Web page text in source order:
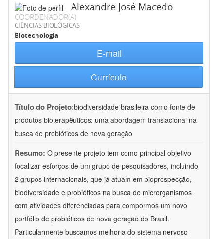
Alexandre José Macedo
COORDENADOR(A)
CIÊNCIAS BIOLÓGICAS
Biotecnologia
E-mail
Currículo
Título do Projeto:biodiversidade brasileira como fonte de
produtos bioterapêuticos: uma abordagem translacional na
busca de probióticos de nova geração
Resumo: O presente projeto tem como principal objetivo
focalizar esforços de um grupo de pesquisadores, incluindo
2 grupos internacionais, que já atuam em bioprospecção,
biodiversidade e probióticos na busca de microrganismos
com atividades diferenciadas para compormos um novo
portfólio de probióticos de nova geração do Brasil.
Particularmente buscamos melhoria do sistema nervoso